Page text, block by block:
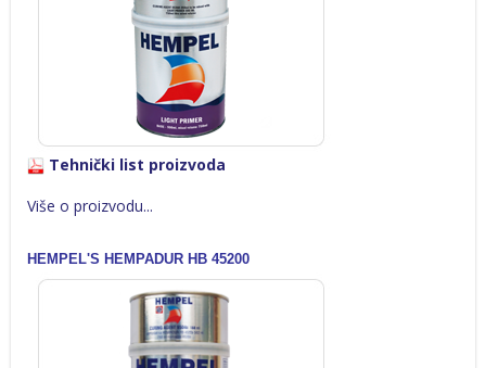
Tehnički list proizvoda
Više o proizvodu...
HEMPEL'S HEMPADUR HB 45200